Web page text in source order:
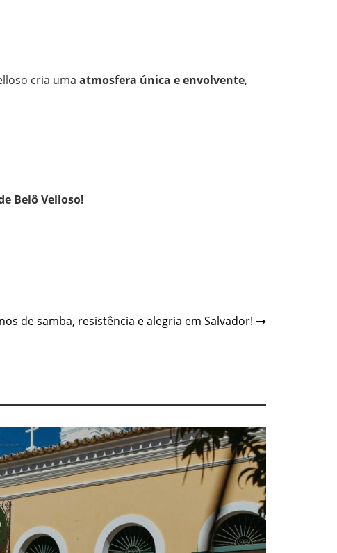
cria uma atmosfera única e envolvente,
Belô Velloso!
de samba, resistência e alegria em Salvador!